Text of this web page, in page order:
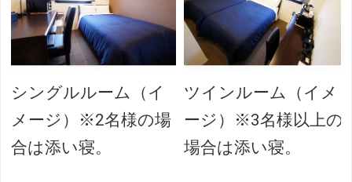
シングルルーム（イ
メージ）※2名様の場
合は添い寝。
ツインルーム（イメ
ージ）※3名様以上の
場合は添い寝。